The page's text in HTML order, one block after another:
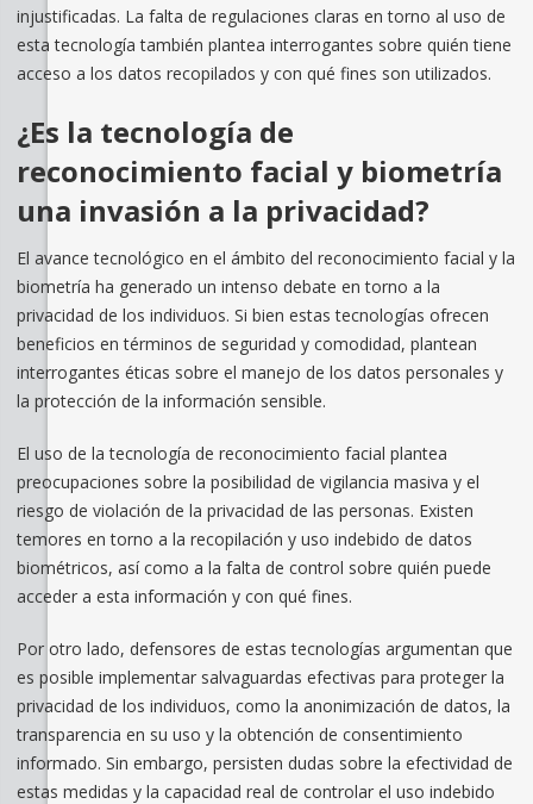
injustificadas. La falta de regulaciones claras en torno al uso de
esta tecnología también plantea interrogantes sobre quién tiene
acceso a los datos recopilados y con qué fines son utilizados.
¿Es la tecnología de
reconocimiento facial y biometría
una invasión a la privacidad?
El avance tecnológico en el ámbito del reconocimiento facial y la
biometría ha generado un intenso debate en torno a la
privacidad de los individuos. Si bien estas tecnologías ofrecen
beneficios en términos de seguridad y comodidad, plantean
interrogantes éticas sobre el manejo de los datos personales y
la protección de la información sensible.
El uso de la tecnología de reconocimiento facial plantea
preocupaciones sobre la posibilidad de vigilancia masiva y el
riesgo de violación de la privacidad de las personas. Existen
temores en torno a la recopilación y uso indebido de datos
biométricos, así como a la falta de control sobre quién puede
acceder a esta información y con qué fines.
Por otro lado, defensores de estas tecnologías argumentan que
es posible implementar salvaguardas efectivas para proteger la
privacidad de los individuos, como la anonimización de datos, la
transparencia en su uso y la obtención de consentimiento
informado. Sin embargo, persisten dudas sobre la efectividad de
estas medidas y la capacidad real de controlar el uso indebido